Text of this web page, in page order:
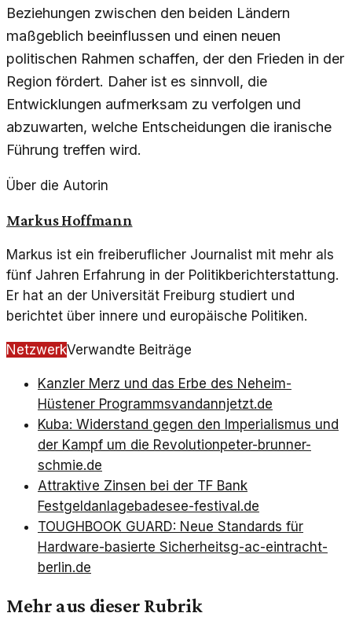
Beziehungen zwischen den beiden Ländern
maßgeblich beeinflussen und einen neuen
politischen Rahmen schaffen, der den Frieden in der
Region fördert. Daher ist es sinnvoll, die
Entwicklungen aufmerksam zu verfolgen und
abzuwarten, welche Entscheidungen die iranische
Führung treffen wird.
Über die Autorin
Markus Hoffmann
Markus ist ein freiberuflicher Journalist mit mehr als
fünf Jahren Erfahrung in der Politikberichterstattung.
Er hat an der Universität Freiburg studiert und
berichtet über innere und europäische Politiken.
NetzwerkVerwandte Beiträge
Kanzler Merz und das Erbe des Neheim-
Hüstener Programmsvandannjetzt.de
Kuba: Widerstand gegen den Imperialismus und
der Kampf um die Revolutionpeter-brunner-
schmie.de
Attraktive Zinsen bei der TF Bank
Festgeldanlagebadesee-festival.de
TOUGHBOOK GUARD: Neue Standards für
Hardware-basierte Sicherheitsg-ac-eintracht-
berlin.de
Mehr aus dieser Rubrik